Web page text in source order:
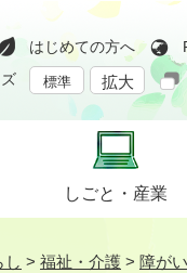
はじめての方へ
標準 拡大
しごと・ 産業
し > 福祉・介護 > 障が